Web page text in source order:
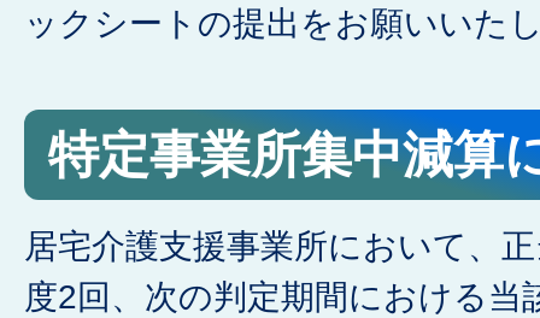
ックシートの提出をお願いいた
特定事業所集中減算
居宅介護支援事業所において、
度2回、次の判定期間における当